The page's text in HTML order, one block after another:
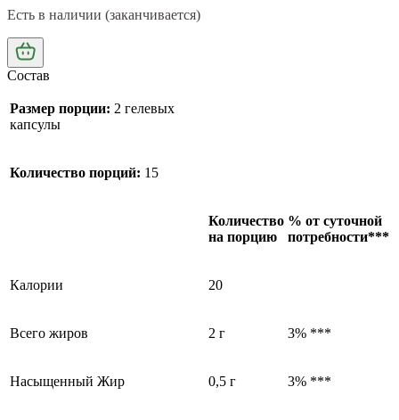
Есть в наличии (заканчивается)
Состав
Размер порции: 2 гелевых
капсулы
Количество порций: 15
Количество
на порцию
% от суточной
потребности***
Калории 20
Всего жиров 2 г 3% ***
Насыщенный Жир 0,5 г 3% ***